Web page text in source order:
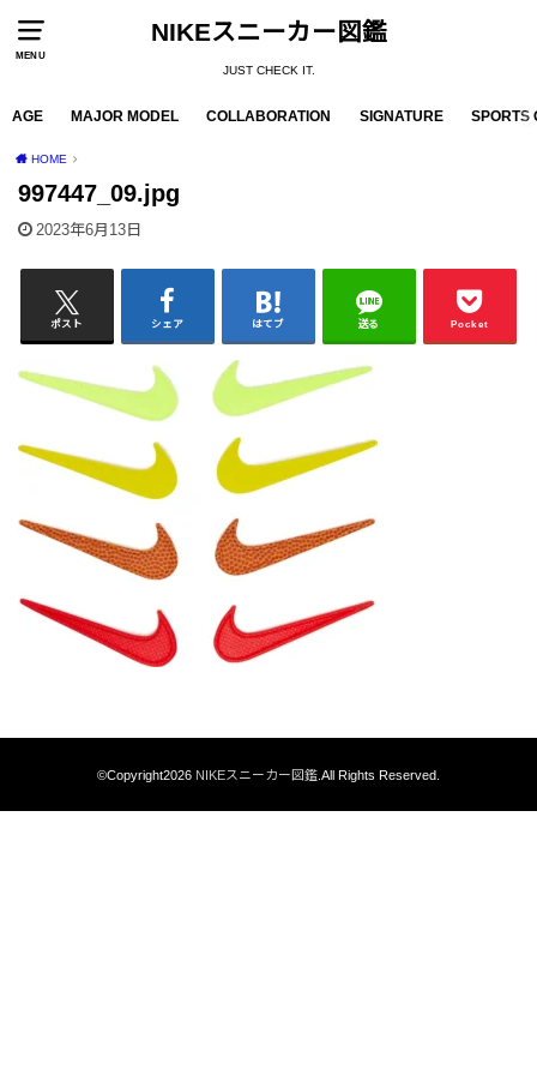
MENU
NIKEスニーカー図鑑
JUST CHECK IT.
AGE MAJOR MODEL COLLABORATION SIGNATURE SPORTS
HOME
997447_09.jpg
2023年6月13日
ポスト シェア はてブ 送る Pocket
©Copyright2026 NIKEスニーカー図鑑.All Rights Reserved.